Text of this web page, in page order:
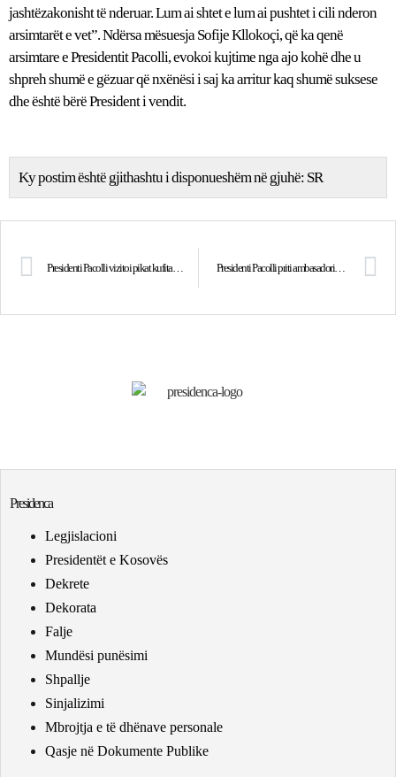
jashtëzakonisht të nderuar. Lum ai shtet e lum ai pushtet i cili nderon
arsimtarët e vet”. Ndërsa mësuesja Sofije Kllokoçi, që ka qenë
arsimtare e Presidentit Pacolli, evokoi kujtime nga ajo kohë dhe u
shpreh shumë e gëzuar që nxënësi i saj ka arritur kaq shumë suksese
dhe është bërë President i vendit.
Ky postim është gjithashtu i disponueshëm në gjuhë: SR
Presidenti Pacolli vizitoi pikat kufitare 1 dhe 31 në Zubin Potok dhe Leposaviq Presidenti Pacolli priti ambasadorin e Zvicrës në Kosovë, z.Lukas Beglinger
Presidenca
Legjislacioni
Presidentët e Kosovës
Dekrete
Dekorata
Falje
Mundësi punësimi
Shpallje
Sinjalizimi
Mbrojtja e të dhënave personale
Qasje në Dokumente Publike